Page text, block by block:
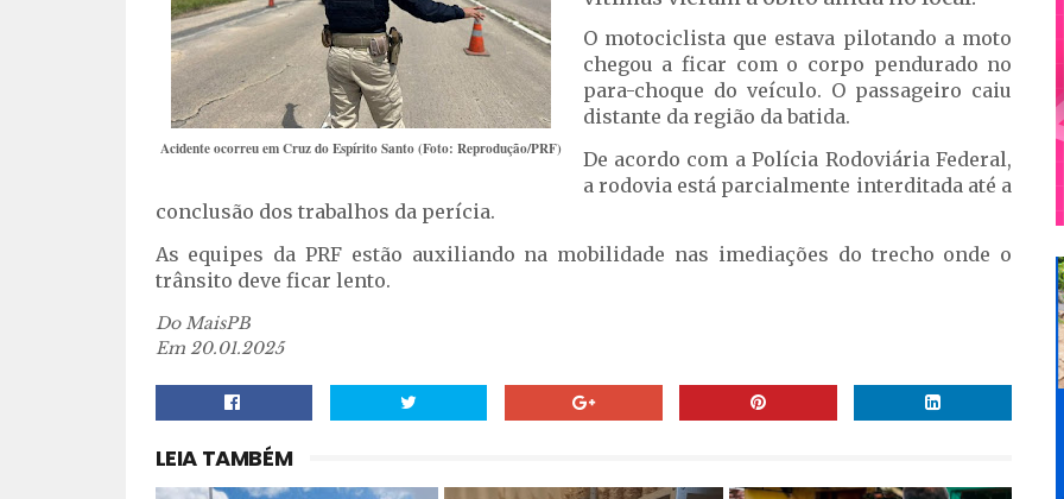
Acidente ocorreu em Cruz do Espírito Santo (Foto: Reprodução/PRF)
O motociclista que estava pilotando a moto
chegou a ficar com o corpo pendurado no
para-choque do veículo. O passageiro caiu
distante da região da batida.
De acordo com a Polícia Rodoviária Federal,
a rodovia está parcialmente interditada até a
conclusão dos trabalhos da perícia.
As equipes da PRF estão auxiliando na mobilidade nas imediações do trecho onde o
trânsito deve ficar lento.
Do MaisPB
Em 20.01.2025
LEIA TAMBÉM